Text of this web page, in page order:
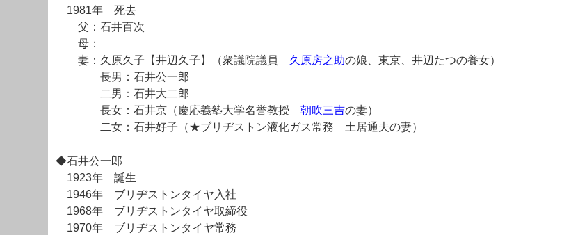
1981年 死去
父：石井百次
母：
妻：久原久子【井辺久子】（衆議院議員 久原房之助の娘、東京、井辺たつの養女）
長男：石井公一郎
二男：石井大二郎
長女：石井京（慶応義塾大学名誉教授 朝吹三吉の妻）
二女：石井好子（★ブリヂストン液化ガス常務 土居通夫の妻）
◆石井公一郎
1923年 誕生
1946年 ブリヂストンタイヤ入社
1968年 ブリヂストンタイヤ取締役
1970年 ブリヂストンタイヤ常務